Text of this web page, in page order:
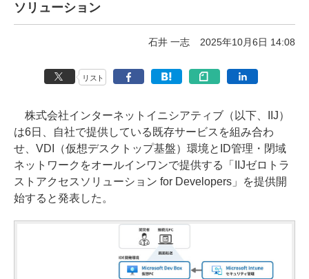
ソリューション
石井 一志 2025年10月6日 14:08
リスト
株式会社インターネットイニシアティブ（以下、IIJ）
は6日、自社で提供している既存サービスを組み合わ
せ、VDI（仮想デスクトップ基盤）環境とID管理・閉域
ネットワークをオールインワンで提供する「IIJゼロトラ
ストアクセスソリューション for Developers」を提供開
始すると発表した。